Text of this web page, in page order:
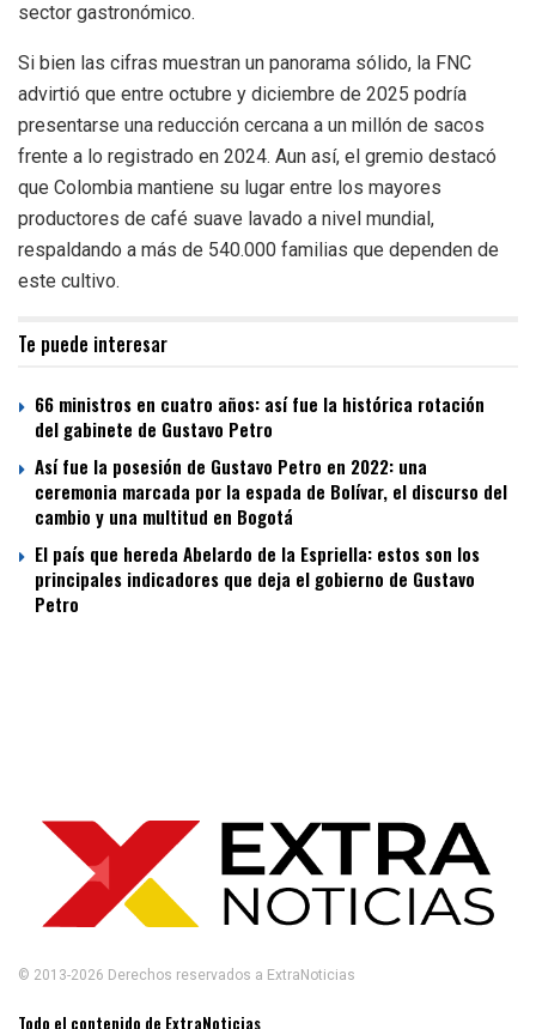
sector gastronómico.
Si bien las cifras muestran un panorama sólido, la FNC
advirtió que entre octubre y diciembre de 2025 podría
presentarse una reducción cercana a un millón de sacos
frente a lo registrado en 2024. Aun así, el gremio destacó
que Colombia mantiene su lugar entre los mayores
productores de café suave lavado a nivel mundial,
respaldando a más de 540.000 familias que dependen de
este cultivo.
Te puede interesar
66 ministros en cuatro años: así fue la histórica rotación
del gabinete de Gustavo Petro
Así fue la posesión de Gustavo Petro en 2022: una
ceremonia marcada por la espada de Bolívar, el discurso del
cambio y una multitud en Bogotá
El país que hereda Abelardo de la Espriella: estos son los
principales indicadores que deja el gobierno de Gustavo
Petro
© 2013-2026 Derechos reservados a ExtraNoticias
Todo el contenido de ExtraNoticias